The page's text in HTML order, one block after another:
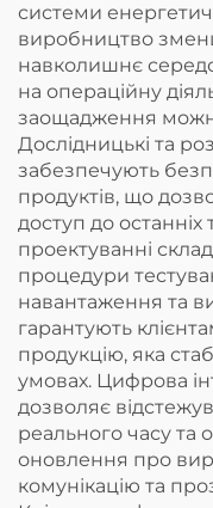
системи
виробництво
навколишнє
на операційну
заощадження
Дослідницькі та
забезпечують
продуктів, що
доступ до останніх
проектуванні
процедури
навантаження та
гарантують
продукцію, яка
умовах. Цифрова
дозволяє
реального часу та
оновлення про
комунікацію та